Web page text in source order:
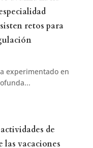
retos para
experimentado en
de
las vacaciones